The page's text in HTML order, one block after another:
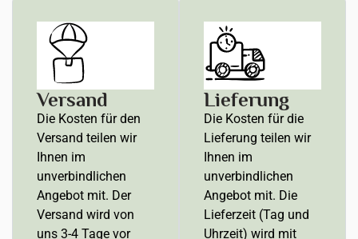
Versand
Die Kosten für den
Versand teilen wir
Ihnen im
unverbindlichen
Angebot mit. Der
Versand wird von
uns 3-4 Tage vor
Lieferung
Die Kosten für die
Lieferung teilen wir
Ihnen im
unverbindlichen
Angebot mit. Die
Lieferzeit (Tag und
Uhrzeit) wird mit